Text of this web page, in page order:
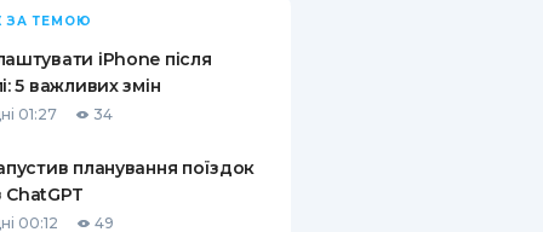
ВІНЬЄТКА
ВІД
ВИПАДКІВ
ПИТАННЯ ТА ВІДПОВІДІ
ДЕПОЗИТНИЙ КАЛЬКУЛЯТОР
ПУТІВНИКИ ПО
ЗА ТЕМОЮ
iPhone після
5 важливих змін
01:27 34
планування поїздок
ChatGPT
00:12 49